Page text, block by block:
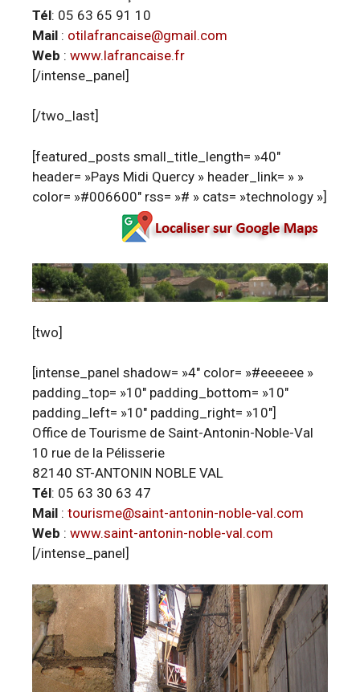
Tél: 05 63 65 91 10
Mail : otilafrancaise@gmail.com
Web : www.lafrancaise.fr
[/intense_panel]
[/two_last]
[featured_posts small_title_length= »40″
header= »Pays Midi Quercy » header_link= » »
color= »#006600″ rss= »# » cats= »technology »]
[two]
[intense_panel shadow= »4″ color= »#eeeeee »
padding_top= »10″ padding_bottom= »10″
padding_left= »10″ padding_right= »10″]
Office de Tourisme de Saint-Antonin-Noble-Val
10 rue de la Pélisserie
82140 ST-ANTONIN NOBLE VAL
Tél: 05 63 30 63 47
Mail : tourisme@saint-antonin-noble-val.com
Web : www.saint-antonin-noble-val.com
[/intense_panel]